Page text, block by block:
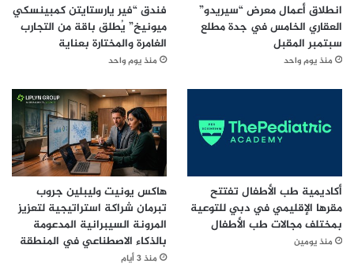
انطلاق أعمال معرض “سيريدو”
العقاري الخامس في جدة مطلع
سبتمبر المقبل
منذ يوم واحد
فندق “فير يارستايتن كمبينسكي
ميونيخ” يُطلق باقة من التجارب
الغامرة والمختارة بعناية
منذ يوم واحد
أكاديمية طب الأطفال تفتتح
مقرها الإقليمي في دبي للتوعية
بمختلف مجالات طب الأطفال
منذ يومين
هاكس يونيت وليبلين جروب
تبرمان شراكة استراتيجية لتعزيز
المرونة السيبرانية المدعومة
بالذكاء الاصطناعي في المنطقة
منذ 3 أيام